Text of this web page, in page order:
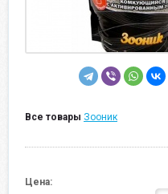
Все товары Зооник
Цена: